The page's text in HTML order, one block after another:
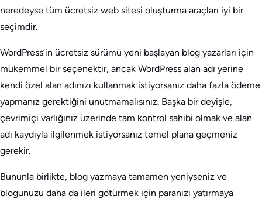
neredeyse tüm ücretsiz web sitesi oluşturma araçları iyi bir
seçimdir.
WordPress’in ücretsiz sürümü yeni başlayan blog yazarları için
mükemmel bir seçenektir, ancak WordPress alan adı yerine
kendi özel alan adınızı kullanmak istiyorsanız daha fazla ödeme
yapmanız gerektiğini unutmamalısınız. Başka bir deyişle,
çevrimiçi varlığınız üzerinde tam kontrol sahibi olmak ve alan
adı kaydıyla ilgilenmek istiyorsanız temel plana geçmeniz
gerekir.
Bununla birlikte, blog yazmaya tamamen yeniyseniz ve
blogunuzu daha da ileri götürmek için paranızı yatırmaya